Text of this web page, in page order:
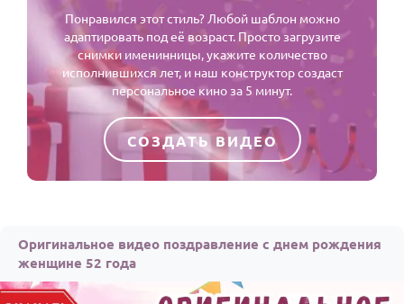
Понравился этот стиль? Любой шаблон можно
адаптировать под её возраст. Просто загрузите
снимки именинницы, укажите количество
исполнившихся лет, и наш конструктор создаст
персональное кино за 5 минут.
СОЗДАТЬ ВИДЕО
Оригинальное видео поздравление с днем рождения
женщине 52 года